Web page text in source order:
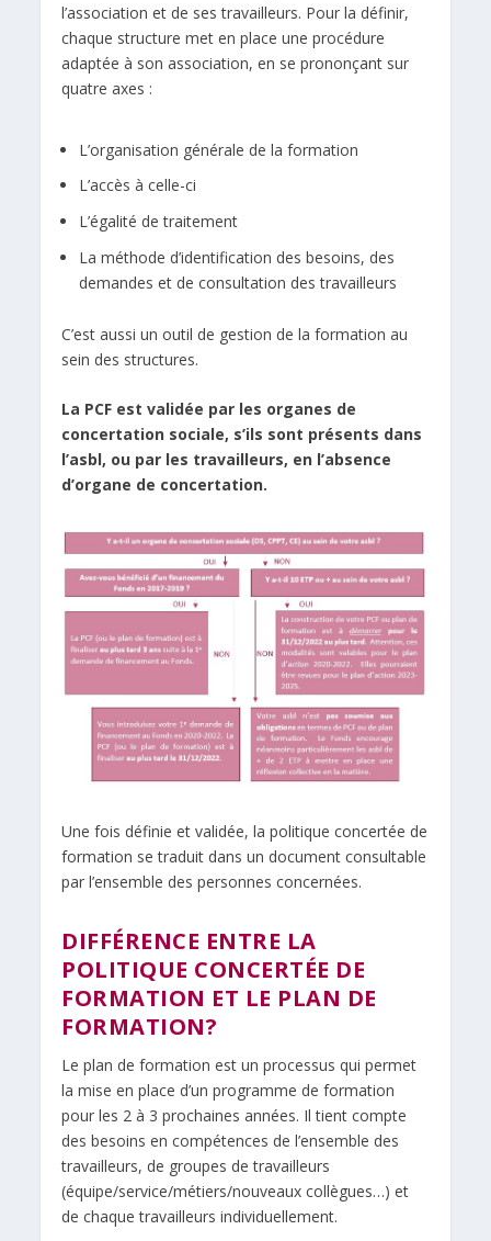
l’association et de ses travailleurs. Pour la définir,
chaque structure met en place une procédure
adaptée à son association, en se prononçant sur
quatre axes :
L’organisation générale de la formation
L’accès à celle-ci
L’égalité de traitement
La méthode d’identification des besoins, des
demandes et de consultation des travailleurs
C’est aussi un outil de gestion de la formation au
sein des structures.
La PCF est validée par les organes de
concertation sociale, s’ils sont présents dans
l’asbl, ou par les travailleurs, en l’absence
d’organe de concertation.
Une fois définie et validée, la politique concertée de
formation se traduit dans un document consultable
par l’ensemble des personnes concernées.
DIFFÉRENCE ENTRE LA
POLITIQUE CONCERTÉE DE
FORMATION ET LE PLAN DE
FORMATION?
Le plan de formation est un processus qui permet
la mise en place d’un programme de formation
pour les 2 à 3 prochaines années. Il tient compte
des besoins en compétences de l’ensemble des
travailleurs, de groupes de travailleurs
(équipe/service/métiers/nouveaux collègues…) et
de chaque travailleurs individuellement.